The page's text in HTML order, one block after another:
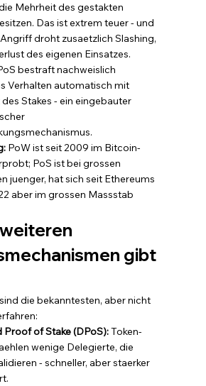
Mehrheit des gestakten
Das ist extrem teuer - und
droht zusaetzlich Slashing,
des eigenen Einsatzes.
bestraft nachweislich
Verhalten automatisch mit
Stakes - ein eingebauter
PoW ist seit 2009 im Bitcoin-
PoS ist bei grossen
juenger, hat sich seit Ethereums
aber im grossen Massstab
gibt
die bekanntesten, aber nicht
Proof of Stake (DPoS): Token-
wenige Delegierte, die
- schneller, aber staerker